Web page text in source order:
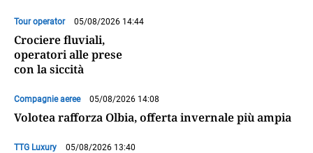
Tour operator 05/08/2026 14:44
Crociere fluviali,
operatori alle prese
con la siccità
Compagnie aeree 05/08/2026 14:08
Volotea rafforza Olbia, offerta invernale più ampia
TTG Luxury 05/08/2026 13:40